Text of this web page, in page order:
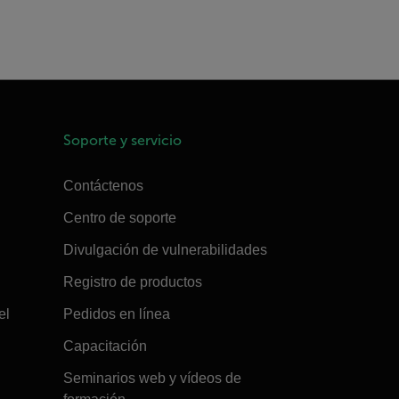
Soporte y servicio
Contáctenos
Centro de soporte
Divulgación de vulnerabilidades
Registro de productos
Pedidos en línea
Capacitación
Seminarios web y vídeos de